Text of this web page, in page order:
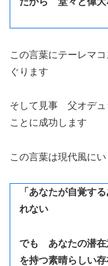
この言葉にテーレマ
ぐります
そして見事 父オデュ
ことに成功します
この言葉は現代風にい
「あなたが自覚す
れない
でも あなたの潜在
を持つ素晴らしい